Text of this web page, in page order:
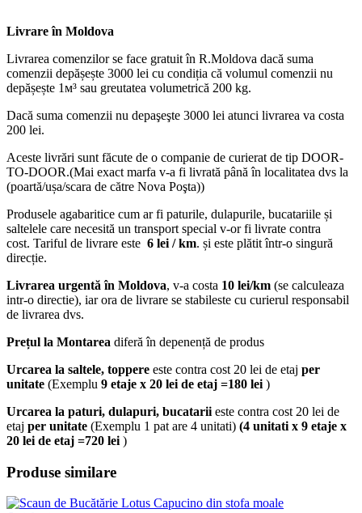
Livrare în Moldova
Livrarea comenzilor se face gratuit în R.Moldova dacă suma
comenzii depășește 3000 lei cu condiția că volumul comenzii nu
depășește 1м³ sau greutatea volumetrică 200 kg.
Dacă suma comenzii nu depaşeşte 3000 lei atunci livrarea va costa
200 lei.
Aceste livrări sunt făcute de o companie de curierat de tip DOOR-
TO-DOOR.(Mai exact marfa v-a fi livrată până în localitatea dvs la
(poartă/ușa/scara de către Nova Poşta))
Produsele agabaritice cum ar fi paturile, dulapurile, bucatariile și
saltelele care necesită un transport special v-or fi livrate contra
cost. Tariful de livrare este 6 lei / km. și este plătit într-o singură
direcție.
Livrarea urgentă în Moldova, v-a costa 10 lei/km (se calculeaza
intr-o directie), iar ora de livrare se stabileste cu curierul responsabil
de livrarea dvs.
Prețul la Montarea diferă în depenență de produs
Urcarea la saltele, toppere este contra cost 20 lei de etaj per
unitate (Exemplu 9 etaje x 20 lei de etaj =180 lei )
Urcarea la paturi, dulapuri, bucatarii este contra cost 20 lei de
etaj per unitate (Exemplu 1 pat are 4 unitati) (4 unitati x 9 etaje x
20 lei de etaj =720 lei )
Produse similare